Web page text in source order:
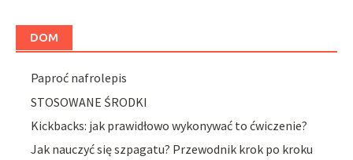
DOM
Paproć nafrolepis
STOSOWANE ŚRODKI
Kickbacks: jak prawidłowo wykonywać to ćwiczenie?
Jak nauczyć się szpagatu? Przewodnik krok po kroku